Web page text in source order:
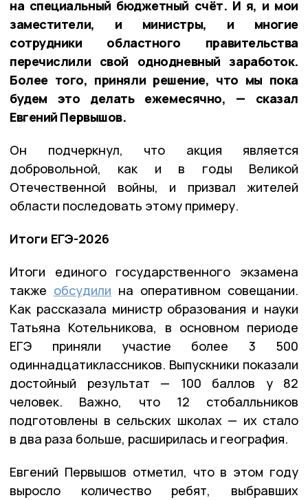
на специальный бюджетный счёт. И я, и мои
заместители, и министры, и многие
сотрудники областного правительства
перечислили свой однодневный заработок.
Более того, приняли решение, что мы пока
будем это делать ежемесячно, — сказал
Евгений Первышов.
Он подчеркнул, что акция является
добровольной, как и в годы Великой
Отечественной войны, и призвал жителей
области последовать этому примеру.
Итоги ЕГЭ-2026
Итоги единого государственного экзамена
также обсудили на оперативном совещании.
Как рассказала министр образования и науки
Татьяна Котельникова, в основном периоде
ЕГЭ приняли участие более 3 500
одиннадцатиклассников. Выпускники показали
достойный результат — 100 баллов у 82
человек. Важно, что 12 стобалльников
подготовлены в сельских школах — их стало
в два раза больше, расширилась и география.
Евгений Первышов отметил, что в этом году
выросло количество ребят, выбравших